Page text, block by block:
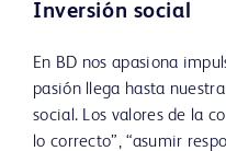
Inversión social
En BD nos apasiona
pasión llega hasta
social. Los valores de la
lo correcto”, “asumir